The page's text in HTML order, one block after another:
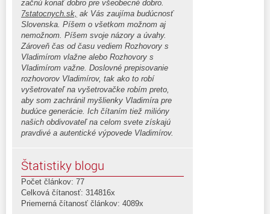
začnú konať dobro pre všeobecné dobro.
7statocnych.sk, ak Vás zaujíma budúcnosť
Slovenska. Píšem o všetkom možnom aj
nemožnom. Píšem svoje názory a úvahy.
Zároveň čas od času vediem Rozhovory s
Vladimírom vlažne alebo Rozhovory s
Vladimírom važne. Doslovné prepisovanie
rozhovorov Vladimírov, tak ako to robí
vyšetrovateľ na vyšetrovačke robím preto,
aby som zachránil myšlienky Vladimíra pre
budúce generácie. Ich čítaním tiež milióny
našich obdivovateľ na celom svete získajú
pravdivé a autentické výpovede Vladimírov.
Štatistiky blogu
Počet článkov: 77
Celková čítanosť: 314816x
Priemerná čítanosť článkov: 4089x